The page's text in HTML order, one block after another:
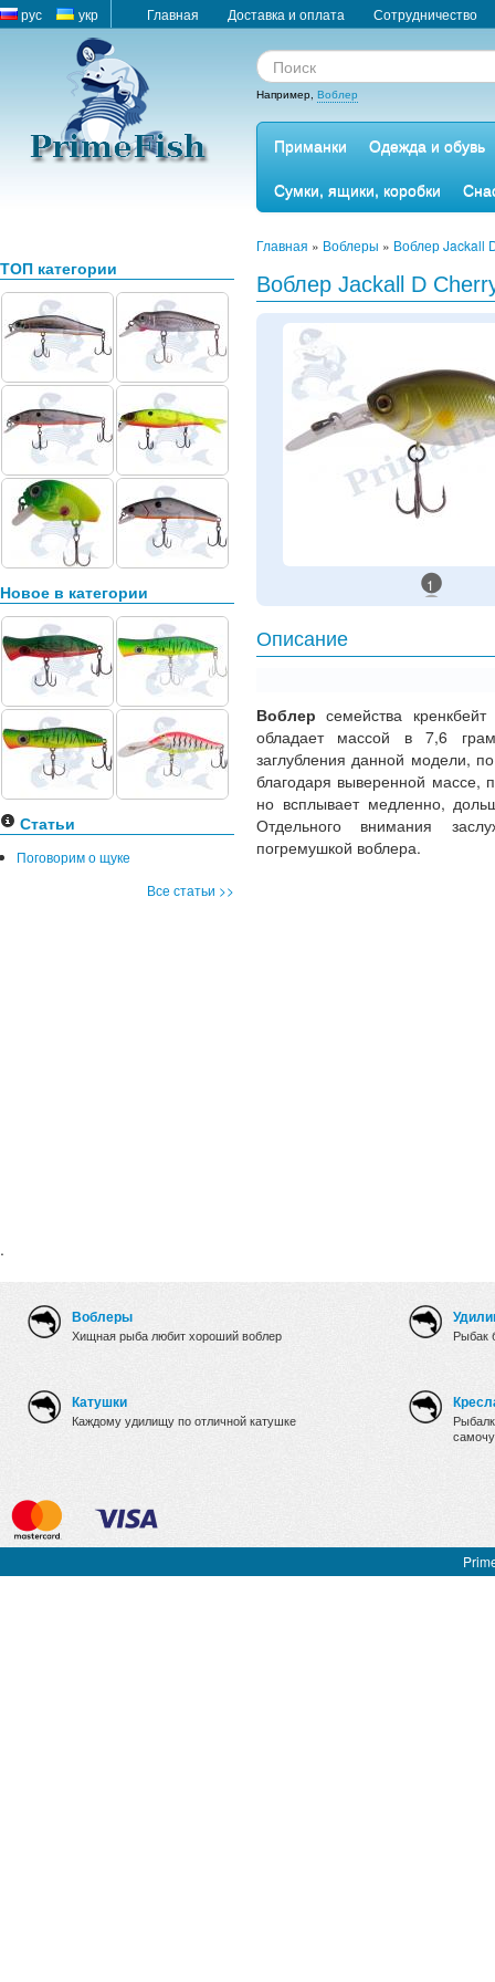
рус укр Главная Доставка и оплата Сотрудничество
Например, Воблер
Приманки
Одежда и обувь
Сумки, ящики, коробки
ТОП категории
Новое в категории
Статьи
Поговорим о щуке
Все статьи >>
.
Главная » Воблеры » Воблер Jackall
Воблер Jackall D
1
Описание
Воблер семейства
обладает массой в 7,6
заглубления данной модели,
благодаря выверенной массе,
но всплывает медленно,
Отдельного внимания
погремушкой воблера.
Воблеры
Хищная рыба любит хороший воблер
Катушки
Каждому удилищу по отличной катушке
Рыбак